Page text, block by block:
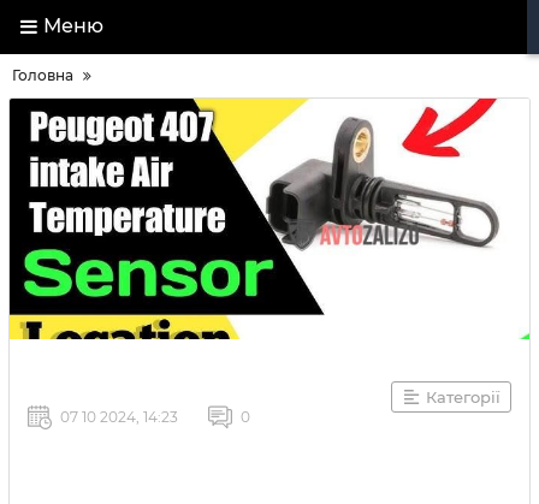
Меню
Головна
Категорії
07 10 2024, 14:23 0